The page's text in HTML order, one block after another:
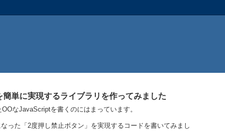
単に実現するライブラリを作ってみました
なJavaScriptを書くのにはまっています。
った「2度押し禁止ボタン」を実現するコードを書いてみまし